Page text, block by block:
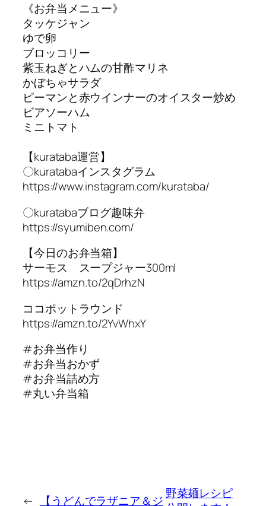
《お弁当メニュー》
タッケジャン
ゆで卵
ブロッコリー
紫玉ねぎとハムの甘酢マリネ
かぼちゃサラダ
ピーマンと赤ウインナーのオイスター炒め
ビアソーハム
ミニトマト
【kurataba運営】
〇kuratabaインスタグラム
https://www.instagram.com/kurataba/
〇kuratabaブログ趣味弁
https://syumiben.com/
【今日のお弁当箱】
サーモス スープジャー300ml
https://amzn.to/2qDrhzN
ココポットラウンド
https://amzn.to/2YvWhxY
#お弁当作り
#お弁当おかず
#お弁当詰め方
#丸い弁当箱
← 【うどんでラザニア＆ジ 野菜麺レシピ